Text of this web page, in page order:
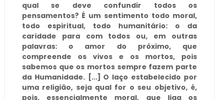
qual se deve confundir todos os
pensamentos? É um sentimento todo moral,
todo espiritual, todo humanitário: o da
caridade para com todos ou, em outras
palavras: o amor do próximo, que
compreende os vivos e os mortos, pois
sabemos que os mortos sempre fazem parte
da Humanidade. [...] O laço estabelecido por
uma religião, seja qual for o seu objetivo, é,
pois, essencialmente moral, que liga os